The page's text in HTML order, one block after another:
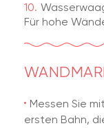
Für hohe
Messen Sie
ersten Bahn,